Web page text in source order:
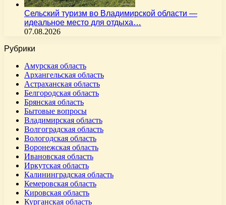
Сельский туризм во Владимирской области —
идеальное место для отдыха…
07.08.2026
Рубрики
Амурская область
Архангельская область
Астраханская область
Белгородская область
Брянская область
Бытовые вопросы
Владимирская область
Волгоградская область
Вологодская область
Воронежская область
Ивановская область
Иркутская область
Калининградская область
Кемеровская область
Кировская область
Курганская область